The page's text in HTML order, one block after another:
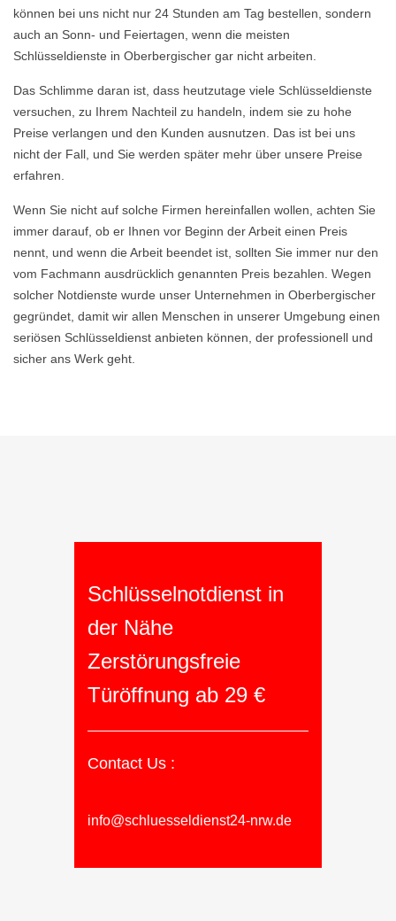
können bei uns nicht nur 24 Stunden am Tag bestellen, sondern
auch an Sonn- und Feiertagen, wenn die meisten
Schlüsseldienste in Oberbergischer gar nicht arbeiten.
Das Schlimme daran ist, dass heutzutage viele Schlüsseldienste
versuchen, zu Ihrem Nachteil zu handeln, indem sie zu hohe
Preise verlangen und den Kunden ausnutzen. Das ist bei uns
nicht der Fall, und Sie werden später mehr über unsere Preise
erfahren.
Wenn Sie nicht auf solche Firmen hereinfallen wollen, achten Sie
immer darauf, ob er Ihnen vor Beginn der Arbeit einen Preis
nennt, und wenn die Arbeit beendet ist, sollten Sie immer nur den
vom Fachmann ausdrücklich genannten Preis bezahlen. Wegen
solcher Notdienste wurde unser Unternehmen in Oberbergischer
gegründet, damit wir allen Menschen in unserer Umgebung einen
seriösen Schlüsseldienst anbieten können, der professionell und
sicher ans Werk geht.
Schlüsselnotdienst in
der Nähe
Zerstörungsfreie
Türöffnung ab 29 €
Contact Us :
info@schluesseldienst24-nrw.de